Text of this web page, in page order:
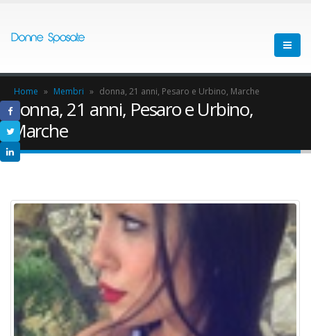
Home » Membri » donna, 21 anni, Pesaro e Urbino, Marche
donna, 21 anni, Pesaro e Urbino,
Marche